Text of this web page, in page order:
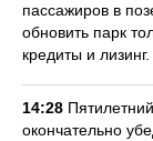
пассажиров в
обновить парк
кредиты и лизинг.
14:28
окончательно